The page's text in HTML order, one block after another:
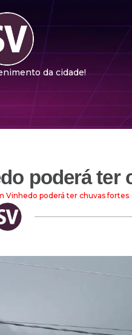
da cidade!
poderá ter
Vinhedo poderá ter chuvas fortes